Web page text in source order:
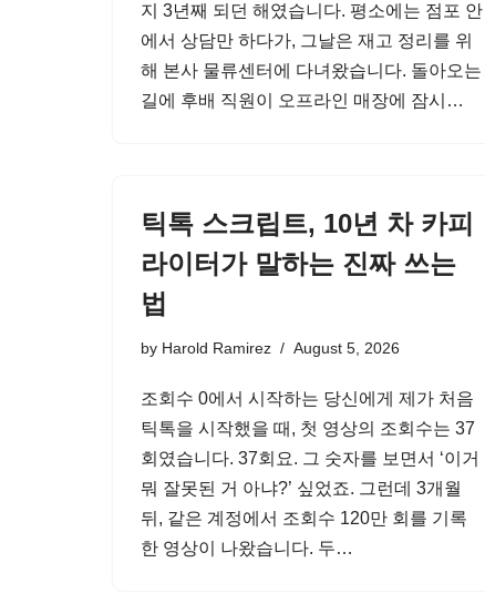
지 3년째 되던 해였습니다. 평소에는 점포 안
에서 상담만 하다가, 그날은 재고 정리를 위
해 본사 물류센터에 다녀왔습니다. 돌아오는
길에 후배 직원이 오프라인 매장에 잠시…
틱톡 스크립트, 10년 차 카피
라이터가 말하는 진짜 쓰는
법
by Harold Ramirez August 5, 2026
조회수 0에서 시작하는 당신에게 제가 처음
틱톡을 시작했을 때, 첫 영상의 조회수는 37
회였습니다. 37회요. 그 숫자를 보면서 ‘이거
뭐 잘못된 거 아냐?’ 싶었죠. 그런데 3개월
뒤, 같은 계정에서 조회수 120만 회를 기록
한 영상이 나왔습니다. 두…